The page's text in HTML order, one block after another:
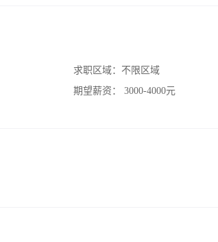
求职区域： 不限区域
期望薪资：
3000-4000元